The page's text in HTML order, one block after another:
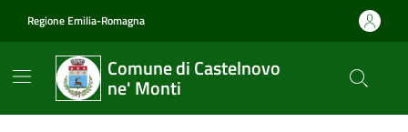
Regione Emilia-Romagna
Comune di Castelnovo
ne' Monti